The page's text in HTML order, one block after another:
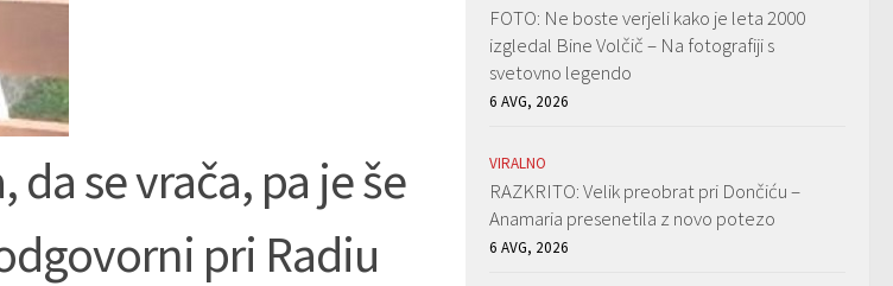
da se vrača, pa je še
pri Radiu
FOTO: Ne boste verjeli kako je leta 2000
izgledal Bine Volčič – Na fotografiji s
svetovno legendo
6 AVG, 2026
VIRALNO
RAZKRITO: Velik preobrat pri Dončiću –
Anamaria presenetila z novo potezo
6 AVG, 2026